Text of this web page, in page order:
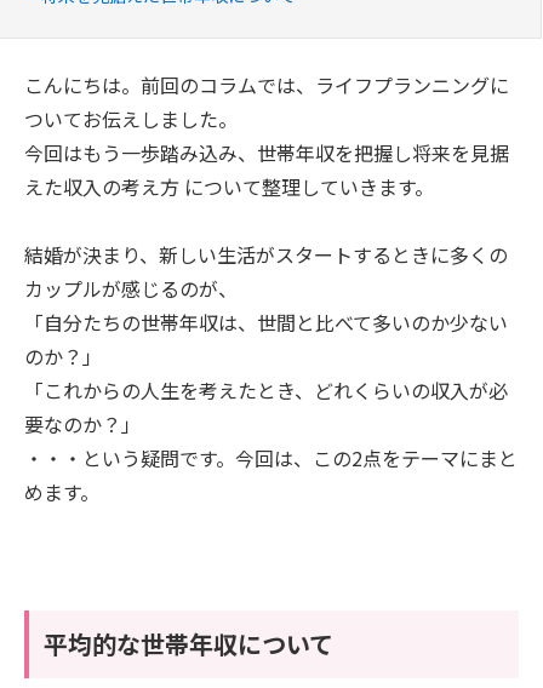
こんにちは。前回のコラムでは、ライフプランニングに
ついてお伝えしました。
今回はもう一歩踏み込み、世帯年収を把握し将来を見据
えた収入の考え方 について整理していきます。
結婚が決まり、新しい生活がスタートするときに多くの
カップルが感じるのが、
「自分たちの世帯年収は、世間と比べて多いのか少ない
のか？」
「これからの人生を考えたとき、どれくらいの収入が必
要なのか？」
・・・という疑問です。今回は、この2点をテーマにまと
めます。
平均的な世帯年収について